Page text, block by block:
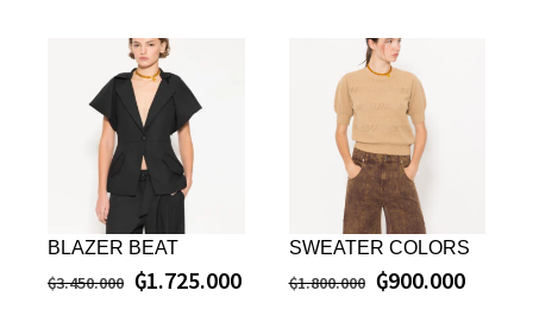
BLAZER BEAT
₲3.450.000 ₲1.725.000
SWEATER COLORS
₲1.800.000 ₲900.000